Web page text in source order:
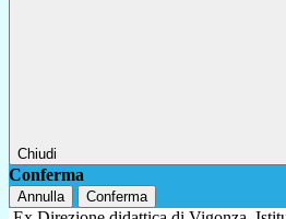
Chiudi
Conferma
Annulla Conferma